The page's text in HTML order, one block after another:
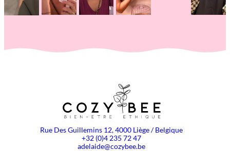
Rue Des Guillemins 12, 4000 Liège / Belgique
+32 (0)4 235 72 47
adelaide@cozybee.be